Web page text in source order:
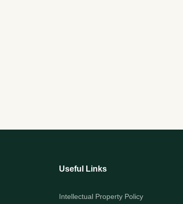
Useful Links
Intellectual Property Policy